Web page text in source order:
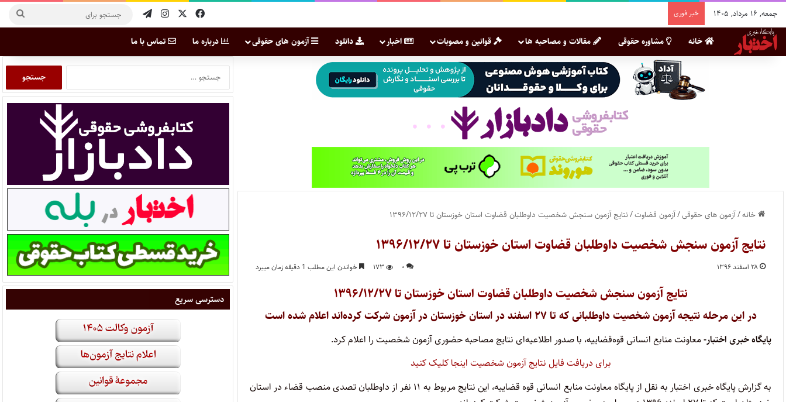
جمعه, ۱۶ مرداد, ۱۴۰۵ خبر فوری
خانه مشاوره حقوقی مقالات و مصاحبه ها قوانین و مصوبات اخبار دانلود آزمون های حقوقی درباره ما تماس با ما
خانه/آزمون های حقوقی/آزمون قضاوت/نتایج آزمون سنجش شخصیت داوطلبان قضاوت استان خوزستان تا ۱۳۹۶/۱۲/۲۷
نتایج آزمون سنجش شخصیت داوطلبان قضاوت استان خوزستان تا ۱۳۹۶/۱۲/۲۷
۲۸ اسفند ۱۳۹۶ ۰ ۱۷۳ خواندن این مطلب 1 دقیقه زمان میبرد
نتایج آزمون سنجش شخصیت داوطلبان قضاوت استان خوزستان تا ۱۳۹۶/۱۲/۲۷
در این مرحله نتیجه آزمون شخصیت داوطلبانی که تا ۲۷ اسفند در استان خوزستان در آزمون شرکت کرده‌اند اعلام شده است
پایگاه خبری اختبار-معاونت منابع انسانی قوه‌قضاییه، با صدور اطلاعیه‌ای نتایج مصاحبه حضوری آزمون شخصیت را اعلام کرد.
برای دریافت فایل نتایج آزمون شخصیت اینجا کلیک کنید
به گزارش پایگاه خبری اختبار به نقل از پایگاه معاونت منابع انسانی قوه قضاییه، این نتایج مربوط به ۱۱ نفر از داوطلبان تصدی منصب قضاء در استان
دسترسی سریع